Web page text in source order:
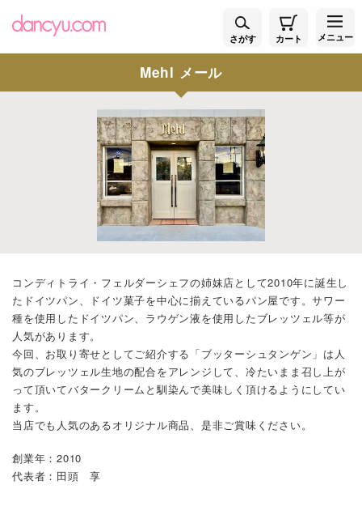
さがす カート メニュー
Mehl メール
コンディトライ・フェルダーシェフの姉妹店として2010年に誕生し
たドイツパン、ドイツ菓子を中心に揃えているパン屋です。サワー
種を使用したドイツパン、ラウゲン液を使用したブレッツェル等が
人気があります。
今回、お取り寄せとしてご紹介する「ブッターシュタンゲン」は人
気のブレッツェル生地の配合をアレンジして、冷たいまま召し上が
って頂いてバタークリームと馴染んで美味しく頂けるようにしてい
ます。
当店でも人気のあるオリジナル商品、是非ご賞味ください。
創業年：2010
代表者：田頭 享